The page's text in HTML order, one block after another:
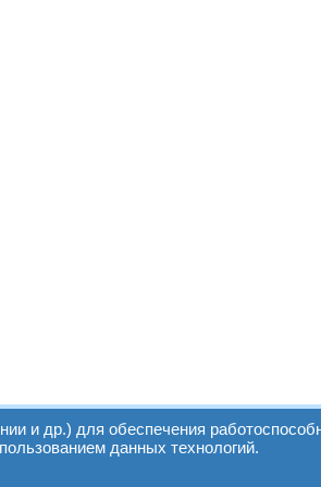
и др.) для обеспечения
данных технологий.